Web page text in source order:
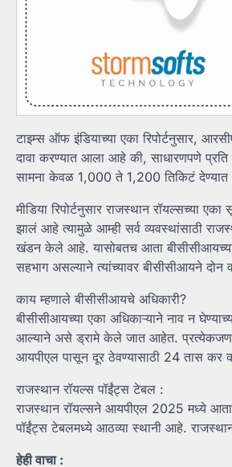
टाइम्स ऑफ इंडियाच्या एका रिपोर्टनुसार,
दावा करण्यात आला आहे की, साधारणपणे
सामना केवळ 1,000 ते 1,200 तिकिटं
मीडिया रिपोर्टनुसार राजस्थान रॉयल्सच्या
झालं आहे त्यामुळे आम्ही सर्व व्यवस्थांसाठी
खंडन केले आहे. यासोबतच आता बीसीसीआयच्या
सहभाग असल्याने त्यांच्यावर बीसीसीआयने दोन
काय म्हणाले बीसीसीआयचे अधिकारी?
बीसीसीआयच्या एका अधिकाऱ्याने नाव न
आल्याने असे ड्रामे केले जात आहेत. प्रत्येकजण
आयपीएल पासून दूर ठेवण्यासाठी 24 तास कर
राजस्थान रॉयल्स पॉईंट्स टेबल :
राजस्थान रॉयल्सने आयपीएल 2025 मध्ये
पॉईंट्स टेबलमध्ये आठव्या स्थानी आहे.
हेही वाचा :